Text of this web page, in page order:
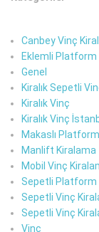
Canbey Vinç
Eklemli Platform
Genel
Kiralık Sepetli
Kiralık Vinç
Kiralık Vinç
Makaslı
Manlift Kiralama
Mobil Vinç
Sepetli Platform
Sepetli Vinç
Sepetli Vinç
Vinç